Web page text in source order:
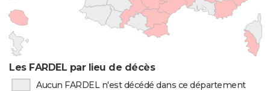
Les FARDEL par lieu de décès
Aucun FARDEL n'est décédé dans ce département